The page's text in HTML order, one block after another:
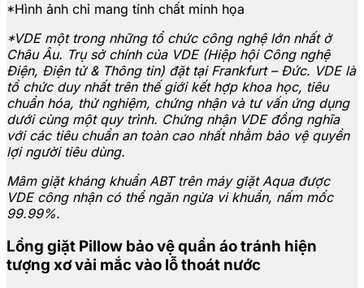
*Hình ảnh chỉ mang tính chất minh họa
*VDE một trong những tổ chức công nghệ lớn nhất ở
Châu Âu. Trụ sở chính của VDE (Hiệp hội Công nghệ
Điện, Điện tử & Thông tin) đặt tại Frankfurt – Đức. VDE là
tổ chức duy nhất trên thế giới kết hợp khoa học, tiêu
chuẩn hóa, thử nghiệm, chứng nhận và tư vấn ứng dụng
dưới cùng một quy trình. Chứng nhận VDE đồng nghĩa
với các tiêu chuẩn an toàn cao nhất nhằm bảo vệ quyền
lợi người tiêu dùng.
Mâm giặt kháng khuẩn ABT trên máy giặt Aqua được
VDE công nhận có thể ngăn ngừa vi khuẩn, nấm mốc
99.99%.
Lồng giặt Pillow bảo vệ quần áo tránh hiện
tượng xơ vải mắc vào lỗ thoát nước